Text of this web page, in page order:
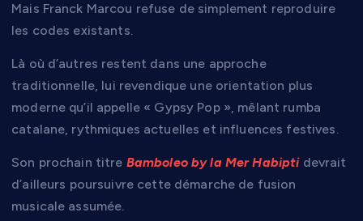
Mais Franck Marcou refuse de simplement reproduire
les codes existants.
Là où d’autres restent dans une approche
traditionnelle, lui revendique une orientation plus
moderne qu’il appelle « Gypsy Pop », mêlant rumba
catalane, rythmiques actuelles et influences festives.
Son prochain titre Bamboleo by la Mer Habiptidevrait
d’ailleurs poursuivre cette démarche de fusion
musicale assumée.